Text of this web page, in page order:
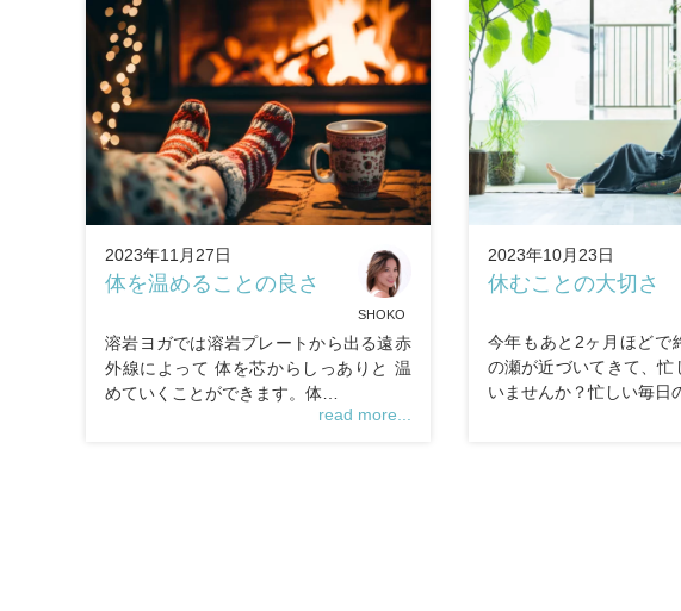
2023年11月27日
体を温めることの良さ
SHOKO
溶岩ヨガでは溶岩プレートから出る遠赤
外線によって 体を芯からしっありと 温
めていくことができます。体…
read more...
2023年10月23日
休むことの大切さ
今年もあと2ヶ月ほどで
の瀬が近づいてきて、忙
いませんか？忙しい毎日